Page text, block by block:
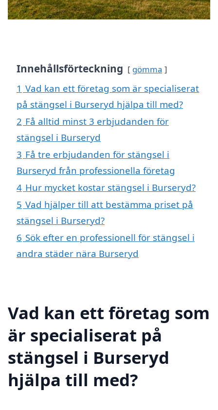
Innehållsförteckning gömma
1 Vad kan ett företag som är specialiserat
på stängsel i Burseryd hjälpa till med?
2 Få alltid minst 3 erbjudanden för
stängsel i Burseryd
3 Få tre erbjudanden för stängsel i
Burseryd från professionella företag
4 Hur mycket kostar stängsel i Burseryd?
5 Vad hjälper till att bestämma priset på
stängsel i Burseryd?
6 Sök efter en professionell för stängsel i
andra städer nära Burseryd
Vad kan ett företag som
är specialiserat på
stängsel i Burseryd
hjälpa till med?